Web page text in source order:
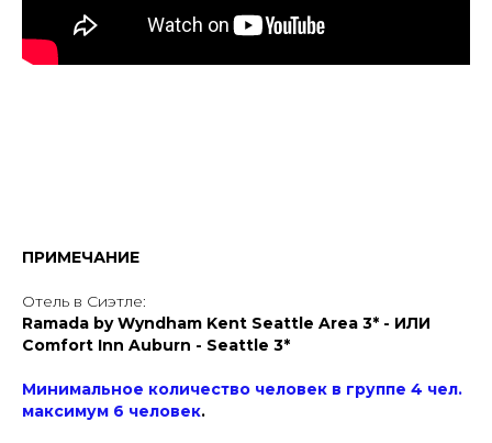
ПРИМЕЧАНИЕ
Отель в Сиэтле:
Ramada by Wyndham Kent Seattle Area 3* - ИЛИ
Comfort Inn Auburn - Seattle 3*
Минимальное количество человек в группе 4 чел.
максимум 6 человек.